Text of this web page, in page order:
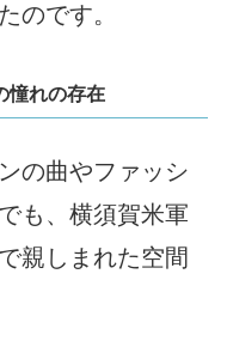
のです。
憧れの存在
の曲やファッシ
も、横須賀米軍
親しまれた空間